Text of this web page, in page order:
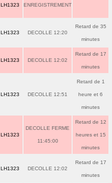
LH1323 ENREGISTREMENT
LH1323 DECOLLE 12:20
Retard de 35
minutes
LH1323 DECOLLE 12:02
Retard de 17
minutes
LH1323 DECOLLE 12:51
Retard de 1
heure et 6
minutes
LH1323
DECOLLE FERME
11:45:00
Retard de 12
heures et 15
minutes
LH1323 DECOLLE 12:02
Retard de 17
minutes